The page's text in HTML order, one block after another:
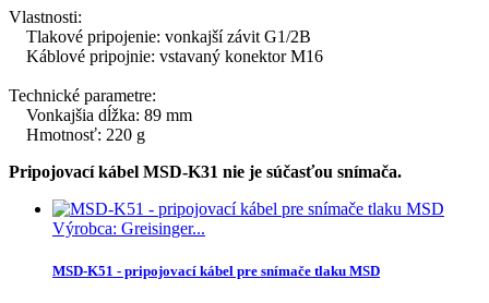
Vlastnosti:
Tlakové pripojenie: vonkajší závit G1/2B
Káblové pripojnie: vstavaný konektor M16
Technické parametre:
Vonkajšia dĺžka: 89 mm
Hmotnosť: 220 g
Pripojovací kábel MSD-K31 nie je súčasťou snímača.
Výrobca: Greisinger...
MSD-K51 - pripojovací kábel pre snímače tlaku MSD